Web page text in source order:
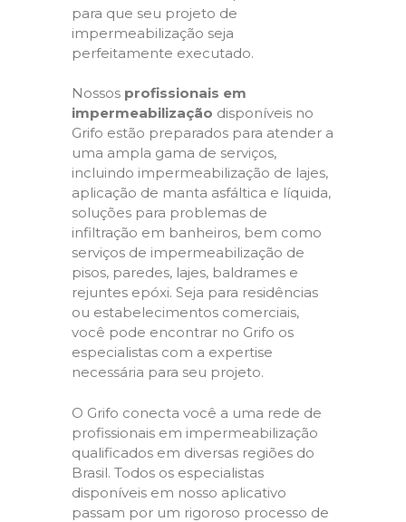
para que seu projeto de
impermeabilização seja
perfeitamente executado.
Nossos profissionais em
impermeabilização disponíveis no
Grifo estão preparados para atender a
uma ampla gama de serviços,
incluindo impermeabilização de lajes,
aplicação de manta asfáltica e líquida,
soluções para problemas de
infiltração em banheiros, bem como
serviços de impermeabilização de
pisos, paredes, lajes, baldrames e
rejuntes epóxi. Seja para residências
ou estabelecimentos comerciais,
você pode encontrar no Grifo os
especialistas com a expertise
necessária para seu projeto.
O Grifo conecta você a uma rede de
profissionais em impermeabilização
qualificados em diversas regiões do
Brasil. Todos os especialistas
disponíveis em nosso aplicativo
passam por um rigoroso processo de